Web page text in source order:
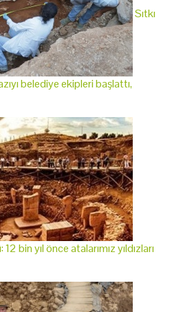
Sıtkı
belediye ekipleri başlattı,
bin yıl önce atalarımız yıldızları